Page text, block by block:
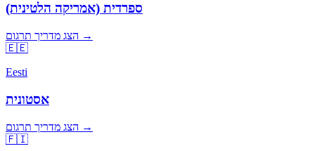
ספרדית (אמריקה הלטינית)
הצג מדריך תרגום →
🇪🇪
Eesti
אסטונית
הצג מדריך תרגום →
🇫🇮